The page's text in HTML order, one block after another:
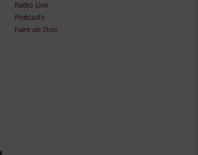
Radio Live
Podcasts
Faire un Don